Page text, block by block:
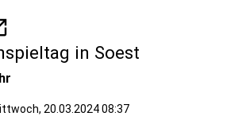
in Soest
20.03.2024 08:37